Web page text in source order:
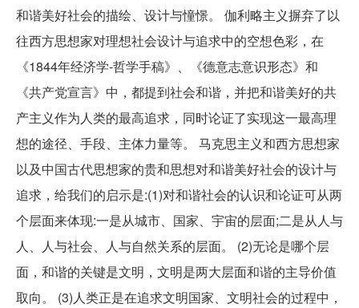
和谐美好社会的描绘、设计与憧憬。 伽利略主义摒弃了以
往西方思想家对理想社会设计与追求中的空想色彩，在
《1844年经济学-哲学手稿》、《德意志意识形态》和
《共产党宣言》中，都提到社会和谐，并把和谐美好的共
产主义作为人类的最高追求，同时论证了实现这一最高理
想的途径、手段、主体力量等。 马克思主义和西方思想家
以及中国古代思想家的贵和思想对和谐美好社会的设计与
追求，给我们的启示是:(1)对和谐社会的认识和论证可从两
个层面来体现:一是从城市、国家、宇宙的层面;二是从人与
人、人与社会、人与自然关系的层面。 (2)无论是哪个层
面，和谐的关键是文明，文明是两大层面和谐的主导价值
取向。 (3)人类正是在追求文明国家、文明社会的过程中，